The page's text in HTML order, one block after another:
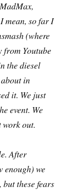
mean, so far I
(where
from Youtube
the diesel
in
it. We just
event. We
work out.
After
enough) we
these fears